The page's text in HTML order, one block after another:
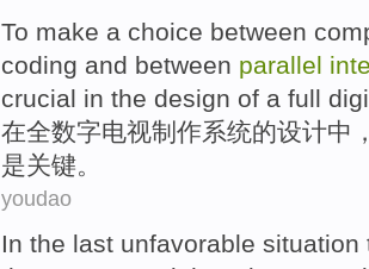
To make a choice between
coding and between parallel
crucial in the design of a full
在全数字电视制作系统的设计中
是关键。
youdao
In the last unfavorable situation